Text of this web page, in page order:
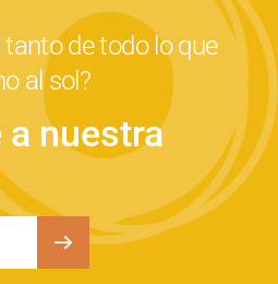
tanto de todo lo que
al sol?
nuestra